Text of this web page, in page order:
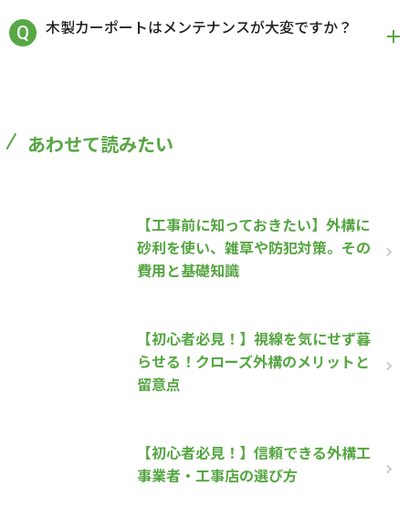
木製カーポートはメンテナンスが大変ですか？
あわせて読みたい
【工事前に知っておきたい】外構に
砂利を使い、雑草や防犯対策。その
費用と基礎知識
【初心者必見！】視線を気にせず暮
らせる！クローズ外構のメリットと
留意点
【初心者必見！】信頼できる外構工
事業者・工事店の選び方